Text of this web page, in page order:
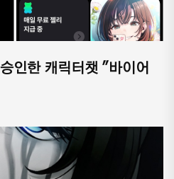
인한 캐릭터챗 "바이어